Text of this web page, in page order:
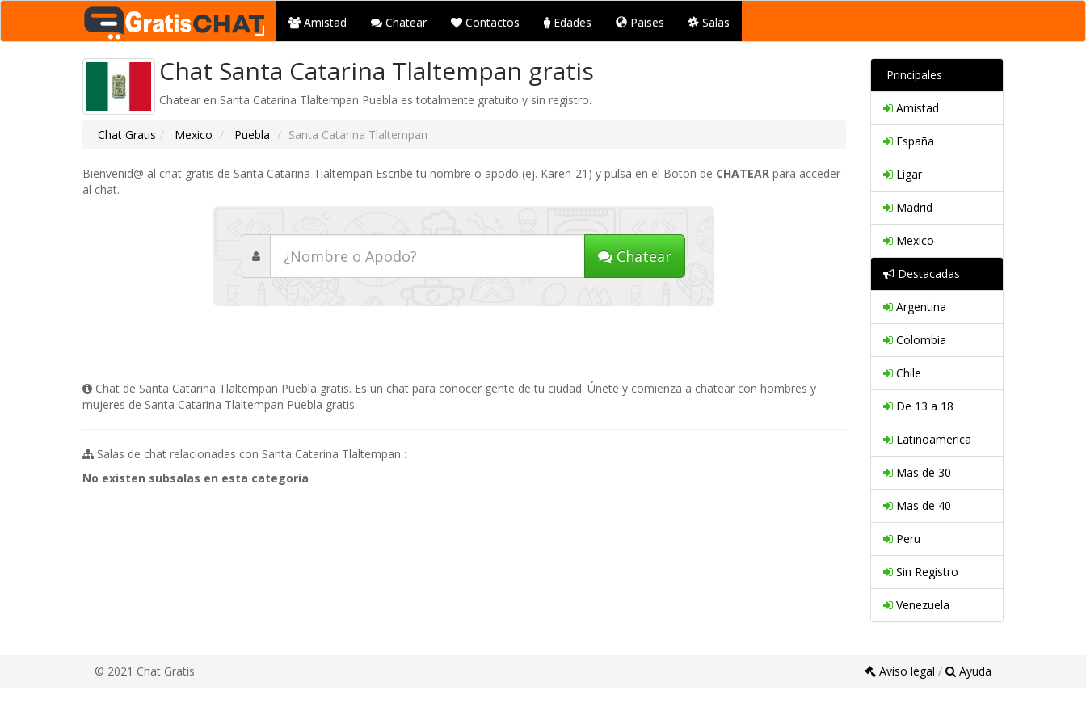
Amistad Chatear Contactos Edades Paises Salas
Chat Santa Catarina Tlaltempan gratis
Chatear en Santa Catarina Tlaltempan Puebla es totalmente gratuito y sin registro.
Chat Gratis Mexico Puebla Santa Catarina Tlaltempan
Bienvenid@ al chat gratis de Santa Catarina Tlaltempan Escribe tu nombre o apodo (ej. Karen-21) y pulsa en el Boton de CHATEAR para acceder
al chat.
Chatear
Chat de Santa Catarina Tlaltempan Puebla gratis. Es un chat para conocer gente de tu ciudad. Únete y comienza a chatear con hombres y
mujeres de Santa Catarina Tlaltempan Puebla gratis.
Salas de chat relacionadas con Santa Catarina Tlaltempan :
No existen subsalas en esta categoria
Principales
Amistad
España
Ligar
Madrid
Mexico
Destacadas
Argentina
Colombia
Chile
De 13 a 18
Latinoamerica
Mas de 30
Mas de 40
Peru
Sin Registro
Venezuela
© 2021 Chat Gratis Aviso legal / Ayuda